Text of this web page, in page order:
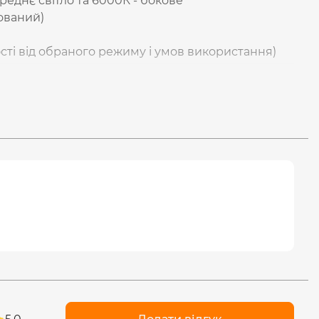
від обраного режиму і умов використання)
(захист від легких бризок зверху)